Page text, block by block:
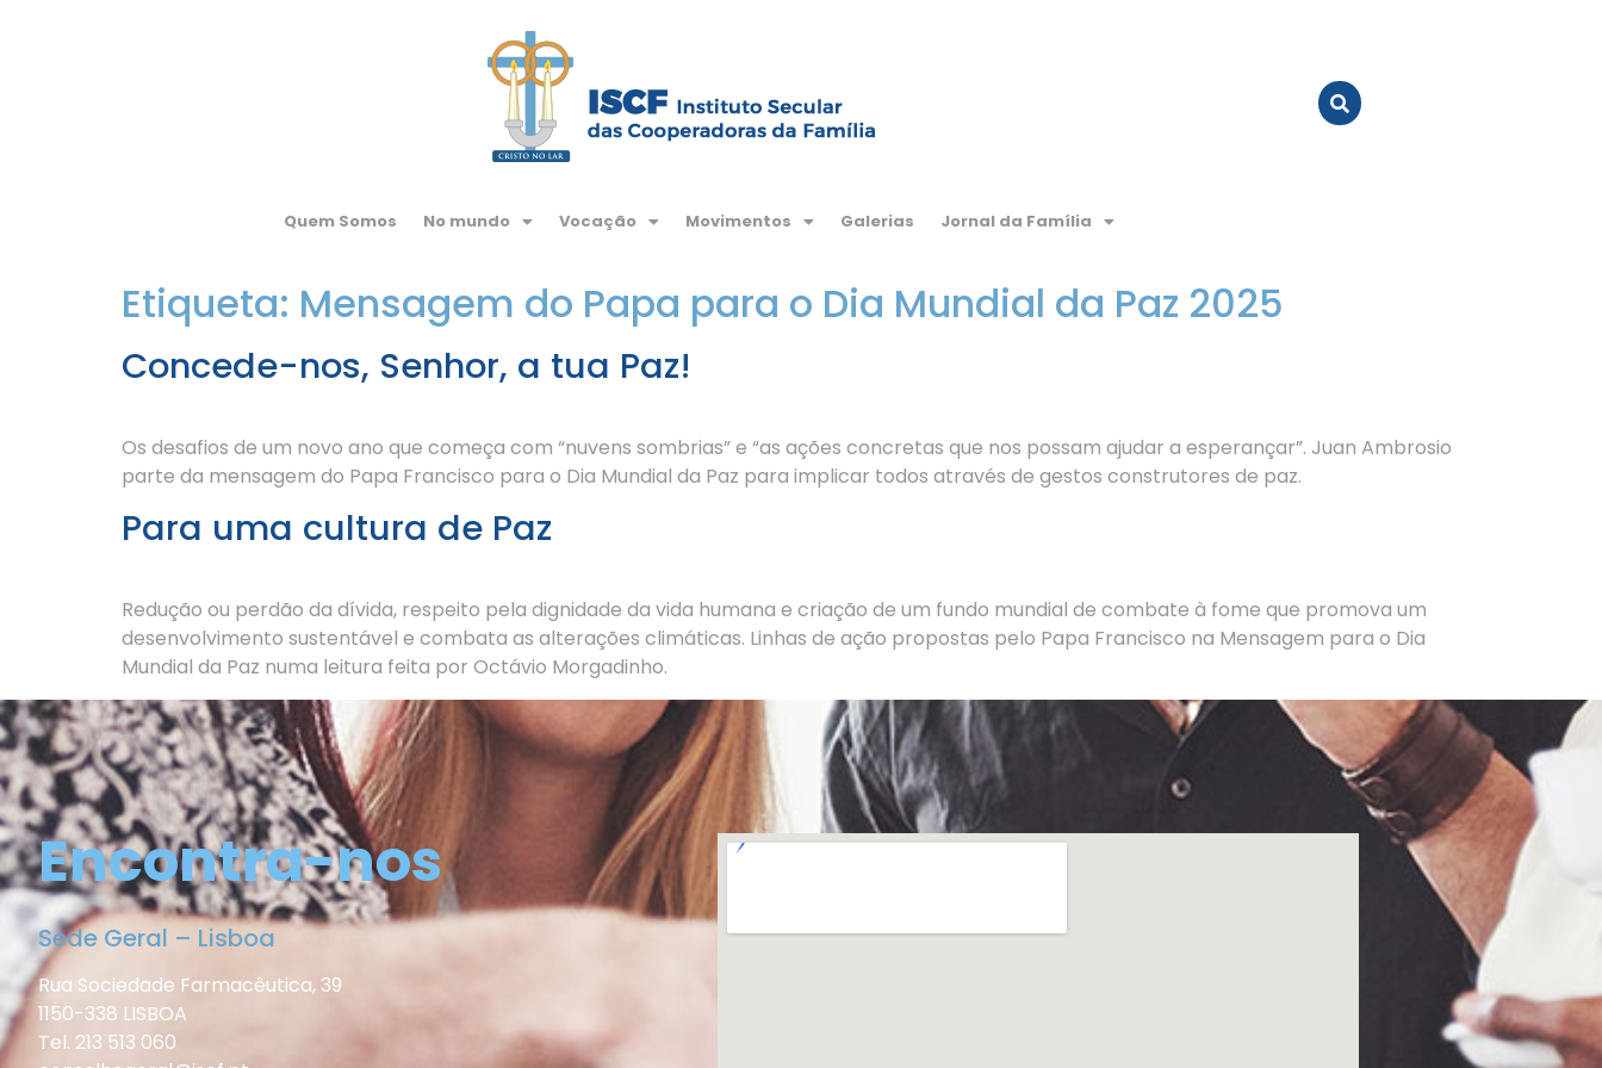
Quem Somos No mundo Vocação Movimentos Galerias Jornal da Família
Etiqueta: Mensagem do Papa para o Dia Mundial da Paz 2025
Concede-nos, Senhor, a tua Paz!
Os desafios de um novo ano que começa com “nuvens sombrias” e “as ações concretas que nos possam ajudar a esperançar”. Juan Ambrosio
parte da mensagem do Papa Francisco para o Dia Mundial da Paz para implicar todos através de gestos construtores de paz.
Para uma cultura de Paz
Redução ou perdão da dívida, respeito pela dignidade da vida humana e criação de um fundo mundial de combate à fome que promova um
desenvolvimento sustentável e combata as alterações climáticas. Linhas de ação propostas pelo Papa Francisco na Mensagem para o Dia
Mundial da Paz numa leitura feita por Octávio Morgadinho.
Encontra-nos
Sede Geral – Lisboa
Rua Sociedade Farmacêutica, 39
1150-338 LISBOA
Tel. 213 513 060